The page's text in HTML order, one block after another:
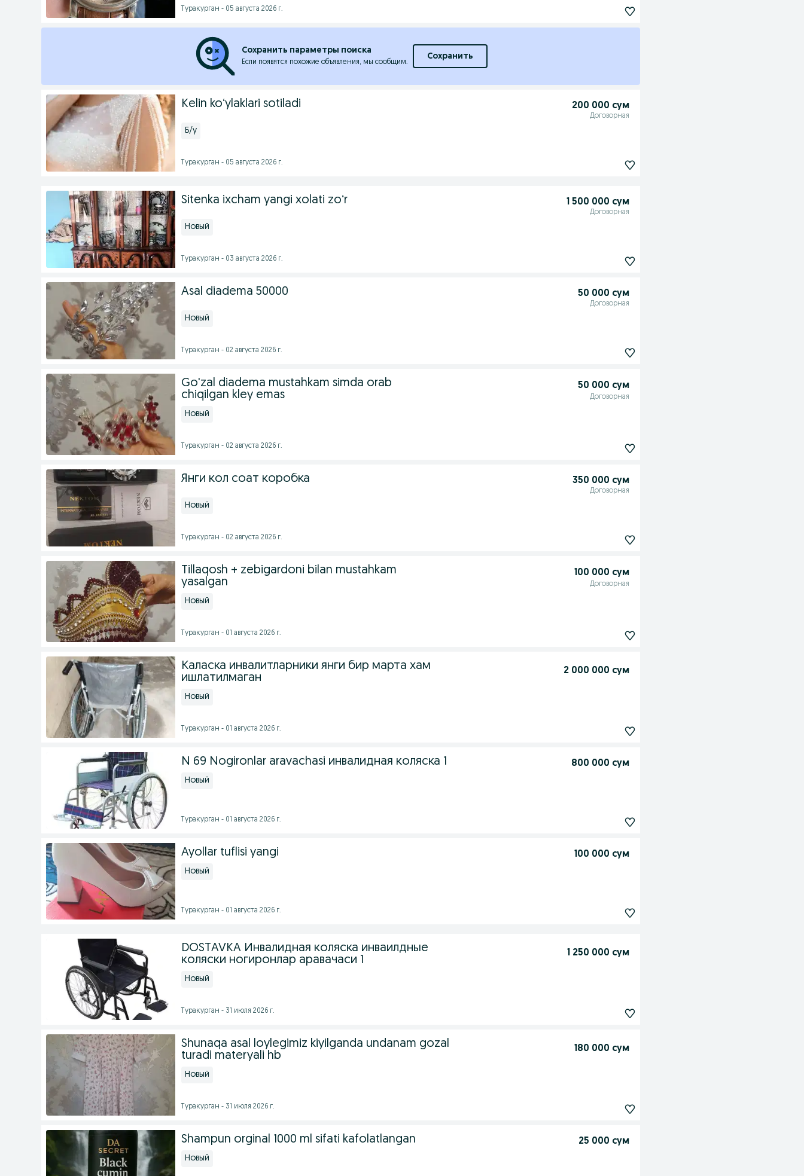
Туракурган - 05 августа 2026 г.
Сохранить параметры поиска
Если появятся похожие объявления, мы сообщим.
Сохранить
Kelin koʻylaklari sotiladi 200 000 сум
Договорная
Б/у
Туракурган - 05 августа 2026 г.
Sitenka ixcham yangi xolati zoʻr 1 500 000 сум
Договорная
Новый
Туракурган - 03 августа 2026 г.
Asal diadema 50000 50 000 сум
Договорная
Новый
Туракурган - 02 августа 2026 г.
Go'zal diadema mustahkam simda orab
chiqilgan kley emas
50 000 сум
Договорная
Новый
Туракурган - 02 августа 2026 г.
Янги кол соат коробка 350 000 сум
Договорная
Новый
Туракурган - 02 августа 2026 г.
Tillaqosh + zebigardoni bilan mustahkam
yasalgan
100 000 сум
Договорная
Новый
Туракурган - 01 августа 2026 г.
Каласка инвалитларники янги бир марта хам
ишлатилмаган
2 000 000 сум
Новый
Туракурган - 01 августа 2026 г.
N 69 Nogironlar aravachasi инвалидная коляска 1 800 000 сум
Новый
Туракурган - 01 августа 2026 г.
Ayollar tuflisi yangi 100 000 сум
Новый
Туракурган - 01 августа 2026 г.
DOSTAVKA Инвалидная коляска инваилдные
коляски ногиронлар аравачаси 1
1 250 000 сум
Новый
Туракурган - 31 июля 2026 г.
Shunaqa asal loylegimiz kiyilganda undanam gozal
turadi materyali hb
180 000 сум
Новый
Туракурган - 31 июля 2026 г.
Shampun orginal 1000 ml sifati kafolatlangan 25 000 сум
Новый